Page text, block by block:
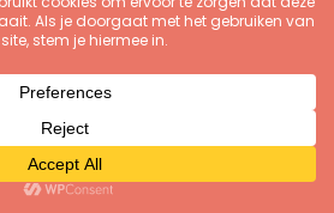
kunnen doen. Ze heeft me
ideeën in een concreet en
waarin al mijn kwaliteiten
samenkomen!
retreat februari 2025